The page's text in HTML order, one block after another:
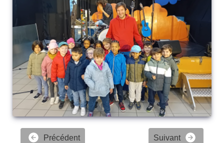
Précédent Suivant